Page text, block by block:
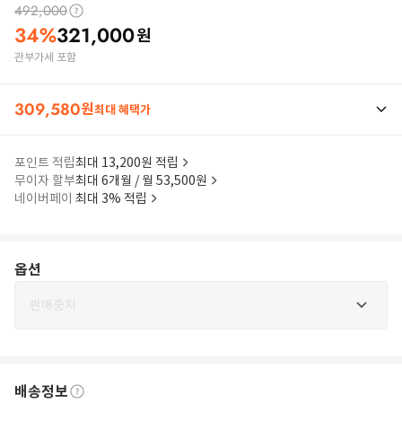
492,000
34%321,000원
관부가세 포함
309,580원최대 혜택가
포인트 적립최대 13,200원 적립
무이자 할부최대 6개월 / 월 53,500원
네이버페이 최대 3% 적립
옵션
판매중지
배송정보